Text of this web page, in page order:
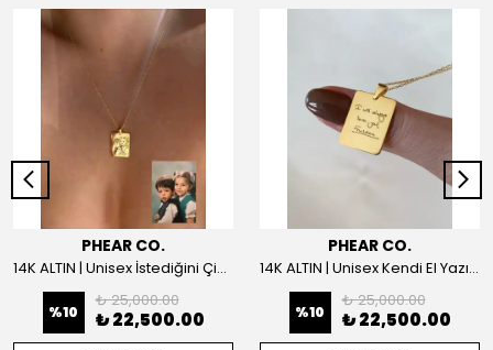
PHEAR CO.
14K ALTIN | Unisex İstediğini Çizdir Kolye
%10
₺ 25,000.00
₺ 22,500.00
PHEAR CO.
14K ALTIN | Unisex Kendi El Yazın ile İstediğini Yazdır Plaka Kolye
%10
₺ 25,000.00
₺ 22,500.00